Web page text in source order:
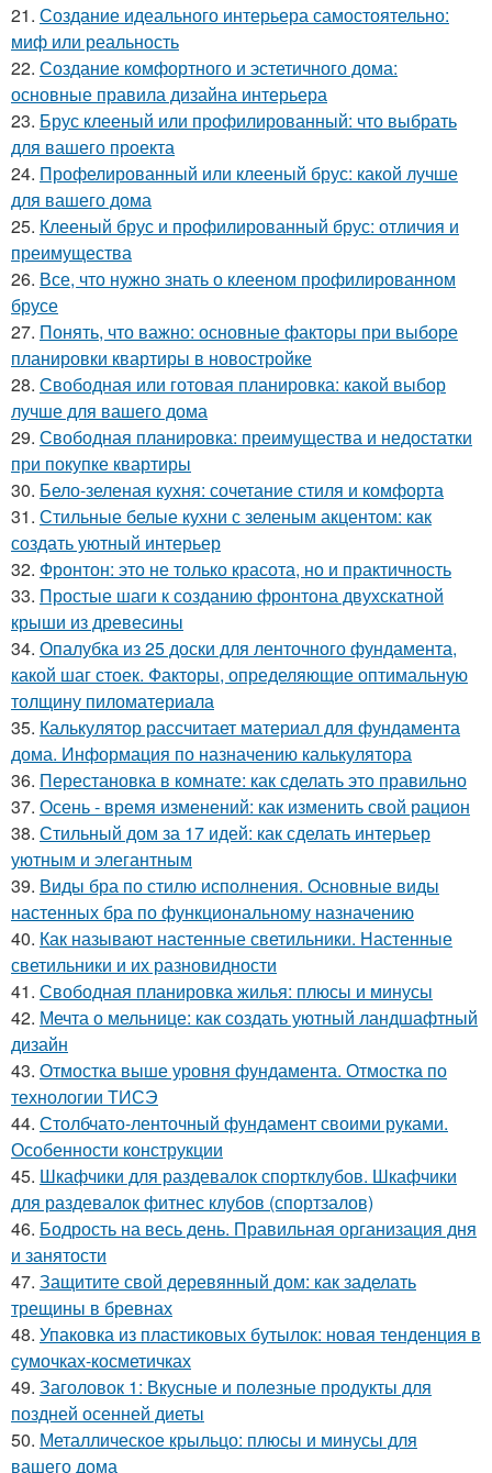
21. Создание идеального интерьера самостоятельно:
миф или реальность
22. Создание комфортного и эстетичного дома:
основные правила дизайна интерьера
23. Брус клееный или профилированный: что выбрать
для вашего проекта
24. Профелированный или клееный брус: какой лучше
для вашего дома
25. Клееный брус и профилированный брус: отличия и
преимущества
26. Все, что нужно знать о клееном профилированном
брусе
27. Понять, что важно: основные факторы при выборе
планировки квартиры в новостройке
28. Свободная или готовая планировка: какой выбор
лучше для вашего дома
29. Свободная планировка: преимущества и недостатки
при покупке квартиры
30. Бело-зеленая кухня: сочетание стиля и комфорта
31. Стильные белые кухни с зеленым акцентом: как
создать уютный интерьер
32. Фронтон: это не только красота, но и практичность
33. Простые шаги к созданию фронтона двухскатной
крыши из древесины
34. Опалубка из 25 доски для ленточного фундамента,
какой шаг стоек. Факторы, определяющие оптимальную
толщину пиломатериала
35. Калькулятор рассчитает материал для фундамента
дома. Информация по назначению калькулятора
36. Перестановка в комнате: как сделать это правильно
37. Осень - время изменений: как изменить свой рацион
38. Стильный дом за 17 идей: как сделать интерьер
уютным и элегантным
39. Виды бра по стилю исполнения. Основные виды
настенных бра по функциональному назначению
40. Как называют настенные светильники. Настенные
светильники и их разновидности
41. Свободная планировка жилья: плюсы и минусы
42. Мечта о мельнице: как создать уютный ландшафтный
дизайн
43. Отмостка выше уровня фундамента. Отмостка по
технологии ТИСЭ
44. Столбчато-ленточный фундамент своими руками.
Особенности конструкции
45. Шкафчики для раздевалок спортклубов. Шкафчики
для раздевалок фитнес клубов (спортзалов)
46. Бодрость на весь день. Правильная организация дня
и занятости
47. Защитите свой деревянный дом: как заделать
трещины в бревнах
48. Упаковка из пластиковых бутылок: новая тенденция в
сумочках-косметичках
49. Заголовок 1: Вкусные и полезные продукты для
поздней осенней диеты
50. Металлическое крыльцо: плюсы и минусы для
вашего дома